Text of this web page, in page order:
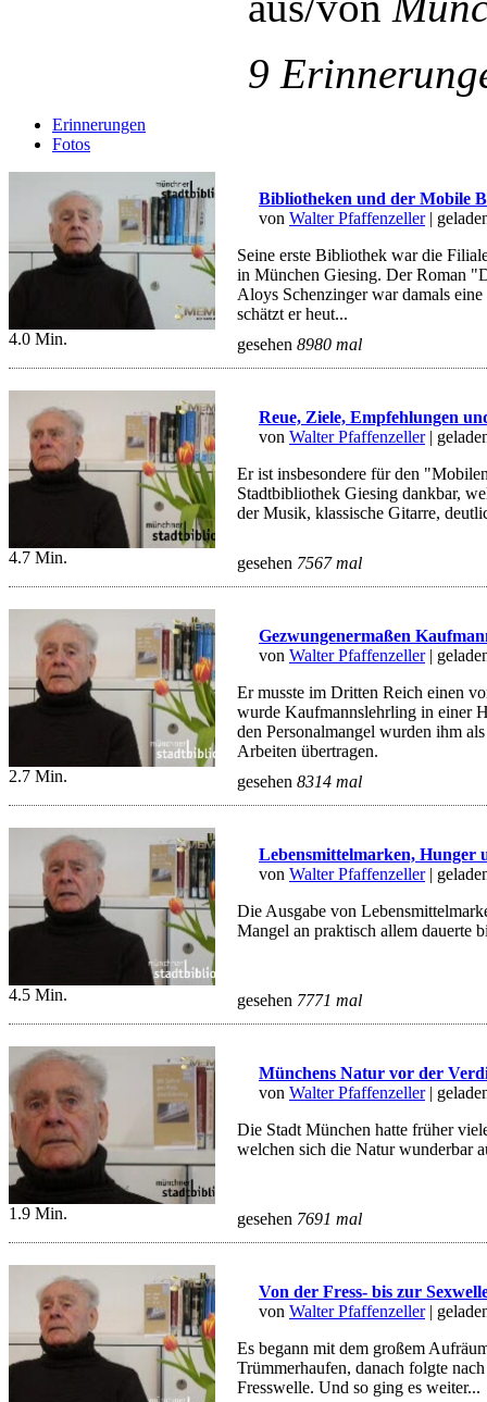
9
Erinnerungen
Fotos
4.0 Min.
Bibliotheken und der Mobile
von Walter Pfaffenzeller|
Seine erste Bibliothek war die
in München Giesing. Der Roman
Aloys Schenzinger war damals
schätzt er heut...
gesehen 8980 mal
4.7 Min.
Reue, Ziele, Empfehlungen
von Walter Pfaffenzeller|
Er ist insbesondere für den
Stadtbibliothek Giesing dankbar,
der Musik, klassische Gitarre,
gesehen 7567 mal
2.7 Min.
Gezwungenermaßen
von Walter Pfaffenzeller|
Er musste im Dritten Reich einen
wurde Kaufmannslehrling in einer
den Personalmangel wurden ihm
Arbeiten übertragen.
gesehen 8314 mal
4.5 Min.
Lebensmittelmarken, Hunger
von Walter Pfaffenzeller|
Die Ausgabe von
Mangel an praktisch allem dauerte
gesehen 7771 mal
1.9 Min.
Münchens Natur vor der
von Walter Pfaffenzeller|
Die Stadt München hatte früher
welchen sich die Natur wunderbar
gesehen 7691 mal
Von der Fress- bis zur
von Walter Pfaffenzeller|
Es begann mit dem großem
Trümmerhaufen, danach folgte
Fresswelle. Und so ging es weiter...